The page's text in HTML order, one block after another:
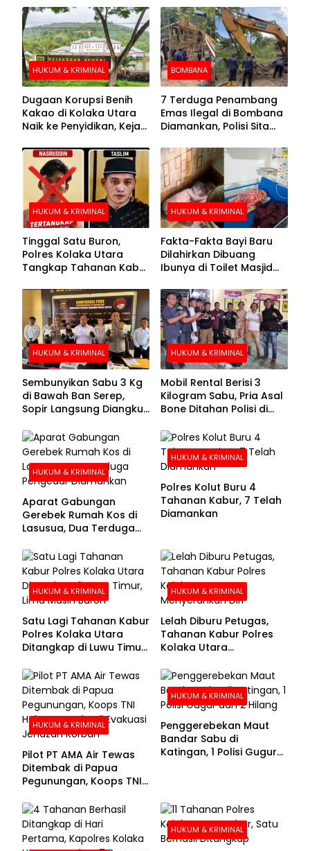
HUKUM & KRIMINAL
Dugaan Korupsi Benih
Kakao di Kolaka Utara
Naik ke Penyidikan, Kejari
BOMBANA
7 Terduga Penambang
Emas Ilegal di Bombana
Diamankan, Polisi Sita
Crusher
HUKUM & KRIMINAL
Tinggal Satu Buron,
Polres Kolaka Utara
Tangkap Tahanan Kabur
Pengejaran
HUKUM & KRIMINAL
Fakta-Fakta Bayi Baru
Dilahirkan Dibuang
Ibunya di Toilet Masjid
HUKUM & KRIMINAL
Sembunyikan Sabu 3 Kg
di Bawah Ban Serep,
Sopir Langsung Diangkut
HUKUM & KRIMINAL
Mobil Rental Berisi 3
Kilogram Sabu, Pria Asal
Bone Ditahan Polisi di
HUKUM & KRIMINAL
Aparat Gabungan
Gerebek Rumah Kos di
Lasusua, Dua Terduga
HUKUM & KRIMINAL
Polres Kolut Buru 4
Tahanan Kabur, 7 Telah
Diamankan
HUKUM & KRIMINAL
Satu Lagi Tahanan Kabur
Polres Kolaka Utara
Ditangkap di Luwu Timur,
HUKUM & KRIMINAL
Lelah Diburu Petugas,
Tahanan Kabur Polres
Kolaka Utara
HUKUM & KRIMINAL
Pilot PT AMA Air Tewas
Ditembak di Papua
Pegunungan, Koops TNI
Evakuasi Jenazah
Korban
HUKUM & KRIMINAL
Penggerebekan Maut
Bandar Sabu di
Katingan, 1 Polisi Gugur
HUKUM & KRIMINAL